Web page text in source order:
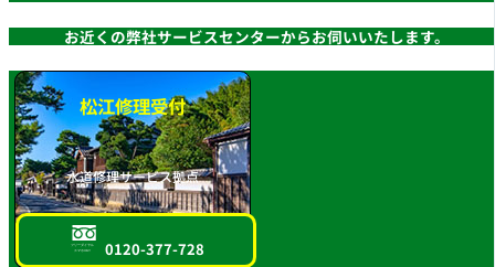
お近くの弊社サービスセンターからお伺いいたします。
松江修理受付
水道修理サービス拠点
フリーダイヤル
スマホOK!! 0120-377-728